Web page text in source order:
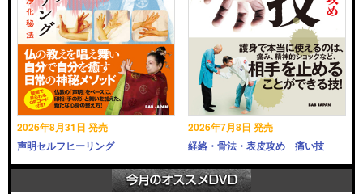
2026年8月31日 発売
声明セルフヒーリング
2026年7月8日 発売
経絡・骨法・表皮攻め 痛い技